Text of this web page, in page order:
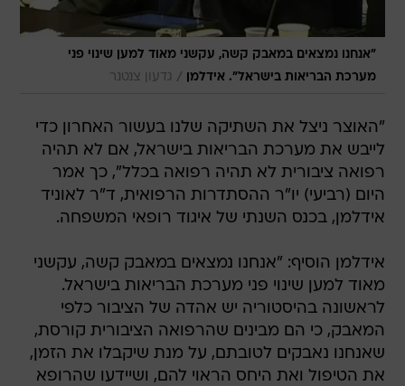
"אנחנו נמצאים במאבק קשה, עקשני מאוד למען שינוי פני
מערכת הבריאות בישראל". אידלמן
/ גדעון צנטנר
"האוצר ניצל את השתיקה שלנו בעשור האחרון כדי
לייבש את מערכת הבריאות בישראל, אם לא תהיה
רפואה ציבורית לא תהיה רפואה בכלל", כך אמר
היום (רביעי) יו"ר ההסתדרות הרפואית, ד"ר לאוניד
אידלמן, בכנס השנתי של איגוד רופאי המשפחה.
אידלמן הוסיף: "אנחנו נמצאים במאבק קשה, עקשני
מאוד למען שינוי פני מערכת הבריאות בישראל.
לראשונה בהיסטוריה יש אהדה של הציבור כלפי
המאבק, כי הם מבינים שהרפואה הציבורית קורסת,
שאנחנו נאבקים לטובתם, על מנת שיקבלו את הזמן,
את הטיפול ואת היחס הראוי להם, ושיידעו שהרופא